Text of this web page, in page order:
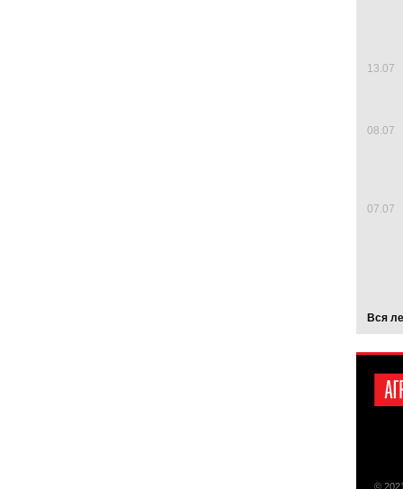
13.07
08.07
07.07
Вся
©